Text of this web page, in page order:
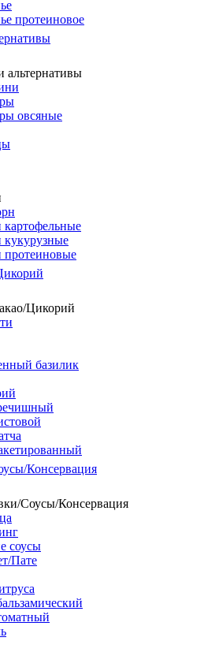
протеиновое
альтернативы
овсяные
картофельные
кукурузные
протеиновые
Цикорий
базилик
Консервация
Соусы/Консервация
соусы
Пате